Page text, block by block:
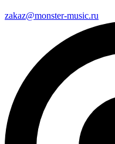
zakaz@monster-music.ru